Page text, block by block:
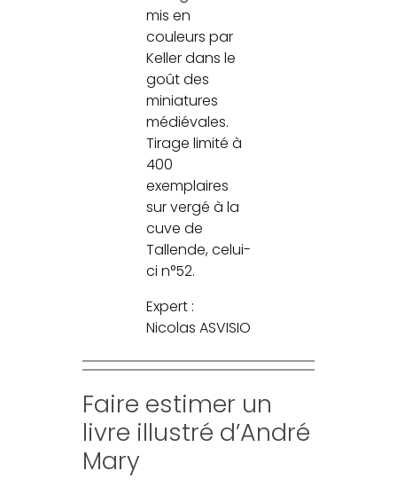
mis en
couleurs par
Keller dans le
goût des
miniatures
médiévales.
Tirage limité à
400
exemplaires
sur vergé à la
cuve de
Tallende, celui-
ci n°52.
Expert :
Nicolas ASVISIO
Faire estimer un
livre illustré d’André
Mary